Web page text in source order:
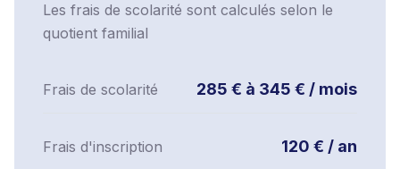
Les frais de scolarité sont calculés selon le
quotient familial
Frais de scolarité 285 € à 345 € / mois
Frais d'inscription 120 € / an